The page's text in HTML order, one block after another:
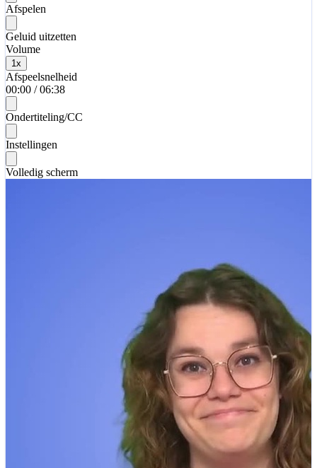
Afspelen
Geluid uitzetten
Volume
1 x
Afspeelsnelheid
00:00 / 06:38
Ondertiteling/CC
Instellingen
Volledig scherm